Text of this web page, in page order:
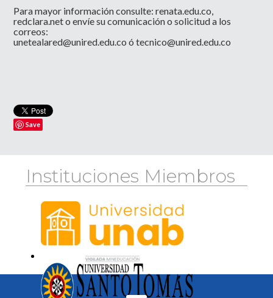
Para mayor información consulte: renata.edu.co,
redclara.net oenvíe su comunicación o solicitud a los
correos:
unetealared@unired.edu.co ótecnico@unired.edu.co
Save
Instituciones Miembros